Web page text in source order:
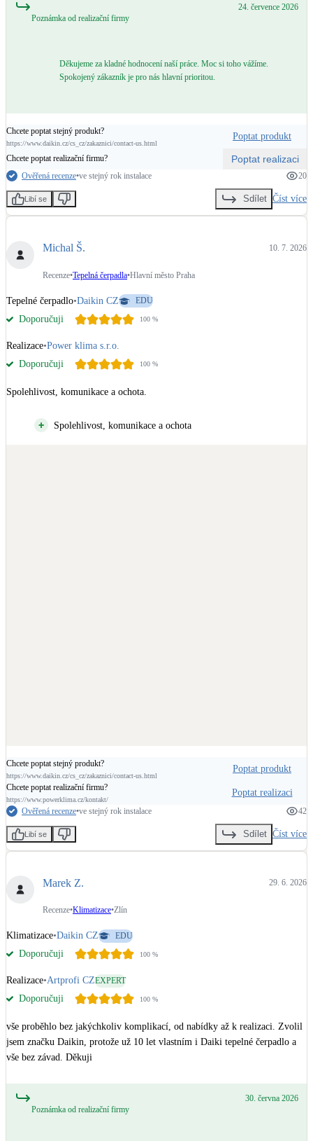
Poznámka od realizační firmy
24. července 2026
Děkujeme za kladné hodnocení naší práce. Moc si toho vážíme.
Spokojený zákazník je pro nás hlavní prioritou.
Chcete poptat stejný produkt?
https://www.daikin.cz/cs_cz/zakaznici/contact-us.html
Poptat produkt
Chcete poptat realizační firmu? Poptat realizaci
Ověřená recenze•ve stejný rok instalace 20
Libí se Sdílet Číst více
Michal Š. 10. 7. 2026
Recenze•Tepelná čerpadla•Hlavní město Praha
Tepelné čerpadlo•Daikin CZ EDU
Doporučuji 100 %
Realizace•Power klima s.r.o.
Doporučuji
100 %
Spolehlivost, komunikace a ochota.
Spolehlivost, komunikace a ochota
Chcete poptat stejný produkt?
https://www.daikin.cz/cs_cz/zakaznici/contact-us.html
Poptat produkt
Chcete poptat realizační firmu?
https://www.powerklima.cz/kontakt/
Poptat realizaci
Ověřená recenze•ve stejný rok instalace 42
Libí se Sdílet Číst více
Marek Z. 29. 6. 2026
Recenze•Klimatizace•Zlín
Klimatizace•Daikin CZ EDU
Doporučuji 100 %
Realizace•Artprofi CZEXPERT
Doporučuji 100 %
vše proběhlo bez jakýchkoliv komplikací, od nabídky až k realizaci. Zvolil
jsem značku Daikin, protože už 10 let vlastním i Daiki tepelné čerpadlo a
vše bez závad. Děkuji
Poznámka od realizační firmy
30. června 2026